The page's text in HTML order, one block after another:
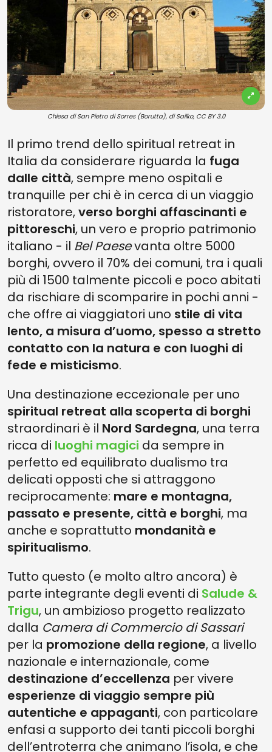
Chiesa di San Pietro di Sorres (Borutta), di Sailko, CC BY 3.0
Il primo trend dello spiritual retreat in
Italia da considerare riguarda la fuga
dalle città, sempre meno ospitali e
tranquille per chi è in cerca di un viaggio
ristoratore,verso borghi affascinanti e
pittoreschi, un vero e proprio patrimonio
italiano - il Bel Paesevanta oltre 5000
borghi, ovvero il 70% dei comuni, tra i quali
più di 1500 talmente piccoli e poco abitati
da rischiare di scomparire in pochi anni -
che offre ai viaggiatori uno stile di vita
lento, a misura d’uomo, spesso a stretto
contatto con la natura e con luoghi di
fede e misticismo.
Una destinazione eccezionale per uno
spiritual retreat alla scoperta di borghi
straordinari è il Nord Sardegna, una terra
ricca di luoghi magici da sempre in
perfetto ed equilibrato dualismo tra
delicati opposti che si attraggono
reciprocamente: mare e montagna,
passato e presente, città e borghi, ma
anche e soprattutto mondanità e
spiritualismo.
Tutto questo (e molto altro ancora) è
parte integrante degli eventi di Salude &
Trigu, un ambizioso progetto realizzato
dalla Camera di Commercio di Sassari
per la promozione della regione, a livello
nazionale e internazionale, come
destinazione d’eccellenza per vivere
esperienze di viaggio sempre più
autentiche e appaganti, con particolare
enfasi a supporto dei tanti piccoli borghi
dell’entroterra che animano l’isola, e che